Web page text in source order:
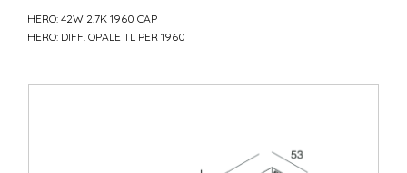
HERO: 42W 2.7K 1960 CAP
HERO: DIFF. OPALE TL PER 1960